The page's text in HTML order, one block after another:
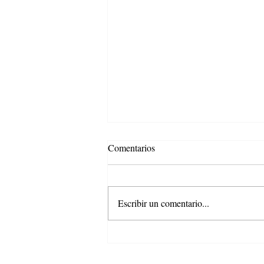
Untitled
Comentarios
Escribir un comentario...